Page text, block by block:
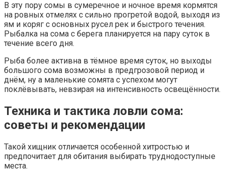
В эту пору сомы в сумеречное и ночное время кормятся
на ровных отмелях с сильно прогретой водой, выходя из
ям и коряг с основных русел рек и быстрого течения.
Рыбалка на сома с берега планируется на пару суток в
течение всего дня.
Рыба более активна в тёмное время суток, но выходы
большого сома возможны в предгрозовой период и
днём, ну а маленькие сомята с успехом могут
поклёвывать, невзирая на интенсивность освещённости.
Техника и тактика ловли сома:
советы и рекомендации
Такой хищник отличается особенной хитростью и
предпочитает для обитания выбирать труднодоступные
места.